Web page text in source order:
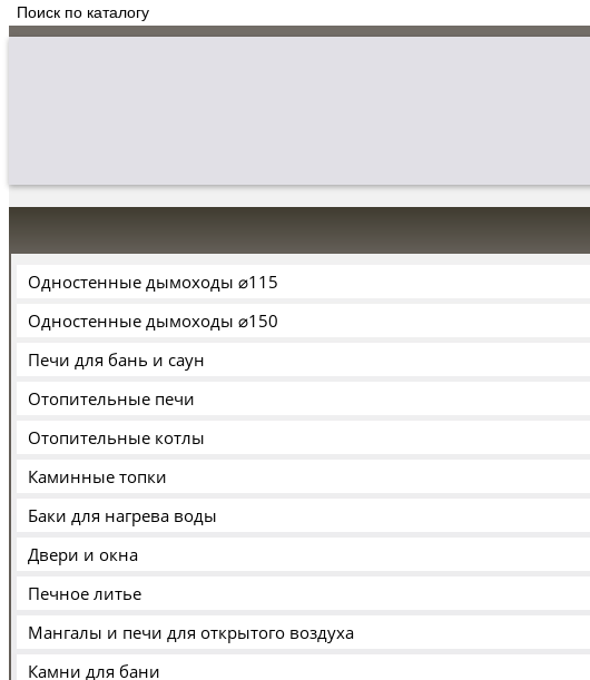
Одностенные дымоходы ⌀115
Одностенные дымоходы ⌀150
Печи для бань и саун
Отопительные печи
Отопительные котлы
Каминные топки
Баки для нагрева воды
Двери и окна
Печное литье
Мангалы и печи для открытого воздуха
Камни для бани